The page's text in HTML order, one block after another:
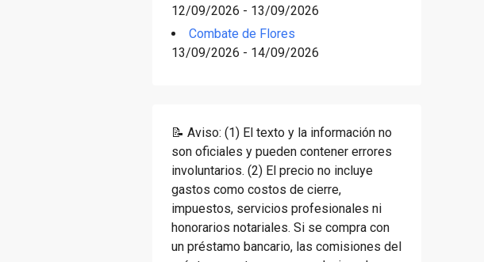
12/09/2026 - 13/09/2026
Combate de Flores
13/09/2026 - 14/09/2026
📝 Aviso: (1) El texto y la información no
son oficiales y pueden contener errores
involuntarios. (2) El precio no incluye
gastos como costos de cierre,
impuestos, servicios profesionales ni
honorarios notariales. Si se compra con
un préstamo bancario, las comisiones del